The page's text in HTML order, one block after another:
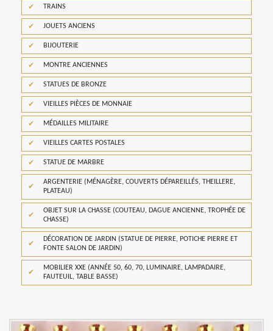
TRAINS
JOUETS ANCIENS
BIJOUTERIE
MONTRE ANCIENNES
STATUES DE BRONZE
VIEILLES PIÈCES DE MONNAIE
MÉDAILLES MILITAIRE
VIEILLES CARTES POSTALES
STATUE DE MARBRE
ARGENTERIE (MÉNAGÈRE, COUVERTS DÉPAREILLÉS, THEILLERE,
PLATEAU)
OBJET SUR LA CHASSE (COUTEAU, DAGUE ANCIENNE, TROPHÉE DE
CHASSE)
DÉCORATION DE JARDIN (STATUE DE PIERRE, POTICHE PIERRE ET
FONTE SALON DE JARDIN)
MOBILIER XXE (ANNÉE 50, 60, 70, LUMINAIRE, LAMPADAIRE,
FAUTEUIL, TABLE BASSE)